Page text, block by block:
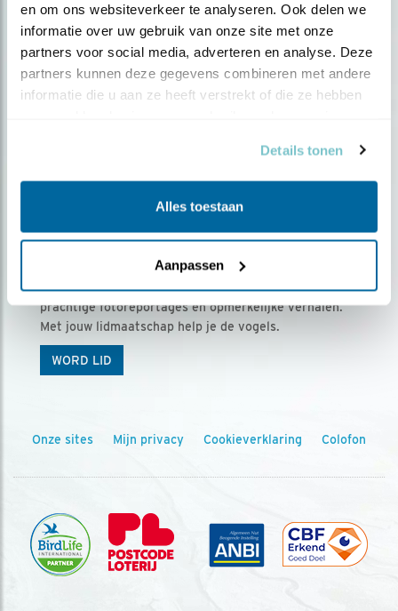
en om ons websiteverkeer te analyseren. Ook delen we
informatie over uw gebruik van onze site met onze
partners voor social media, adverteren en analyse. Deze
partners kunnen deze gegevens combineren met andere
informatie die u aan ze heeft verstrekt of die ze hebben
Details tonen
Alles toestaan
Aanpassen
Ontvang 5 x Vogels voor € 36,00 per jaar
Vogels is het tijdschrift voor onze leden, met
prachtige fotoreportages en opmerkelijke verhalen.
Met jouw lidmaatschap help je de vogels.
WORD LID
Onze sites Mijn privacy Cookieverklaring Colofon